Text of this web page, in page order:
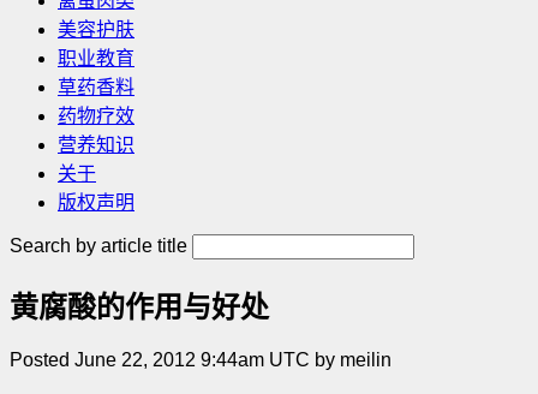
美容护肤
职业教育
草药香料
药物疗效
营养知识
关于
版权声明
Search by article title
黄腐酸的作用与好处
Posted June 22, 2012 9:44am UTC by meilin